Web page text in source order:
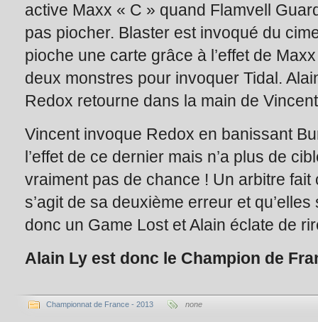
active Maxx « C » quand Flamvell
pas piocher. Blaster est invoqué du
pioche une carte grâce à l’effet de
deux monstres pour invoquer Tidal.
Redox retourne dans la main de
Vincent invoque Redox en banissant
l’effet de ce dernier mais n’a plus de
vraiment pas de chance ! Un arbitre fait
s’agit de sa deuxième erreur et
donc un Game Lost et Alain éclate de
Alain Ly est donc le Champion de
Championnat de France - 2013 none